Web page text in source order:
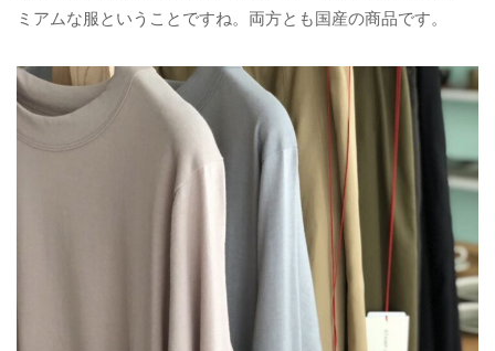
ミアムな服ということですね。両方とも国産の商品です。